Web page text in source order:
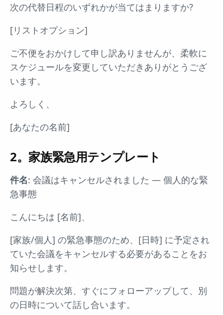
次の代替日程のいずれかが当てはまりますか?
[リストオプション]
ご不便をおかけして申し訳ありませんが、柔軟に
スケジュールを変更していただきありがとうござ
います。
よろしく、
[あなたの名前]
2。家族緊急用テンプレート
件名: 会議はキャンセルされました — 個人的な緊
急事態
こんにちは [名前]、
[家族/個人] の緊急事態のため、[日時] に予定され
ていた会議をキャンセルする必要があることをお
知らせします。
問題が解決次第、すぐにフォローアップして、別
の日時について話し合います。